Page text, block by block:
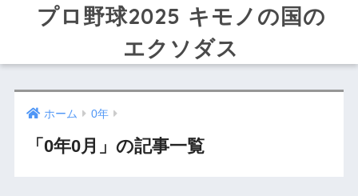
プロ野球2025 キモノの国の
エクソダス
ホーム 0年
「0年0月」の記事一覧